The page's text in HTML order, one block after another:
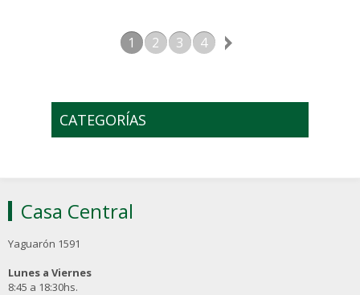
1 2 3 4
CATEGORÍAS
Casa Central
Yaguarón 1591
Lunes a Viernes
8:45 a 18:30hs.